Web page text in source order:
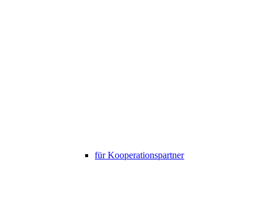
für Kooperationspartner